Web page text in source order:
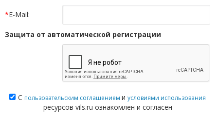
*E-Mail:
Защита от автоматической регистрации
С пользовательским соглашением и условиями использования
ресурсов vils.ru ознакомлен и согласен